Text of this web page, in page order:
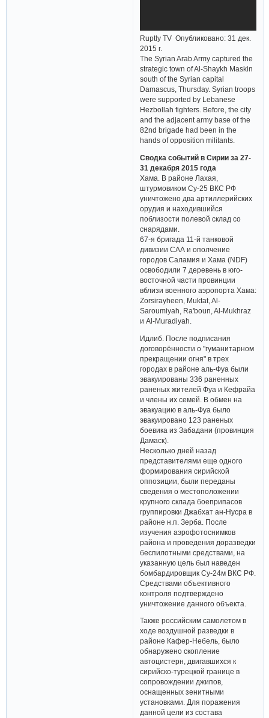
Ruptly TV Опубликовано: 31 дек.
2015 г.
The Syrian Arab Army captured the
strategic town of Al-Shaykh Maskin
south of the Syrian capital
Damascus, Thursday. Syrian troops
were supported by Lebanese
Hezbollah fighters. Before, the city
and the adjacent army base of the
82nd brigade had been in the
hands of opposition militants.
Сводка событий в Сирии за 27-
31 декабря 2015 года
Хама. В районе Лахая,
штурмовиком Су-25 ВКС РФ
уничтожено два артиллерийских
орудия и находившийся
поблизости полевой склад со
снарядами.
67-я бригада 11-й танковой
дивизии САА и ополчение
городов Саламия и Хама (NDF)
освободили 7 деревень в юго-
восточной части провинции
вблизи военного аэропорта Хама:
Zorsirayheen, Muktat, Al-
Saroumiyah, Ra'boun, Al-Mukhraz
и Al-Muradiyah.
Идлиб. После подписания
договорённости о "гуманитарном
прекращении огня" в трех
городах в районе аль-Фуа были
эвакуированы 336 раненных
раненых жителей Фуа и Кефрайа
и члены их семей. В обмен на
эвакуацию в аль-Фуа было
эвакуировано 123 раненых
боевика из Забадани (провинция
Дамаск).
Несколько дней назад
представителями еще одного
формирования сирийской
оппозиции, были переданы
сведения о местоположении
крупного склада боеприпасов
группировки Джабхат ан-Нусра в
районе н.п. Зерба. После
изучения аэрофотоснимков
района и проведения доразведки
беспилотными средствами, на
указанную цель был наведен
бомбардировщик Су-24м ВКС РФ.
Средствами объективного
контроля подтверждено
уничтожение данного объекта.
Также российским самолетом в
ходе воздушной разведки в
районе Кафер-Небель, было
обнаружено скопление
автоцистерн, двигавшихся к
сирийско-турецкой границе в
сопровождении джипов,
оснащенных зенитными
установками. Для поражения
данной цели из состава